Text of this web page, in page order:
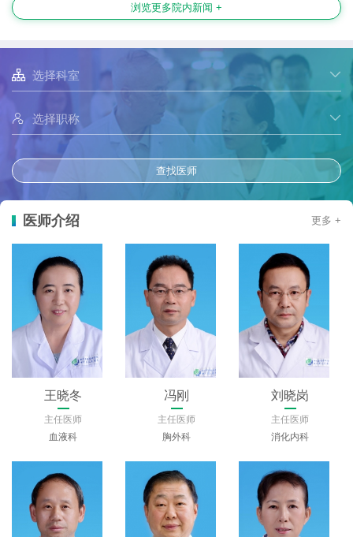
浏览更多院内新闻 +


查找医师
医师介绍 更多 +
王晓冬
主任医师
血液科
冯刚
主任医师
胸外科
刘晓岗
主任医师
消化内科